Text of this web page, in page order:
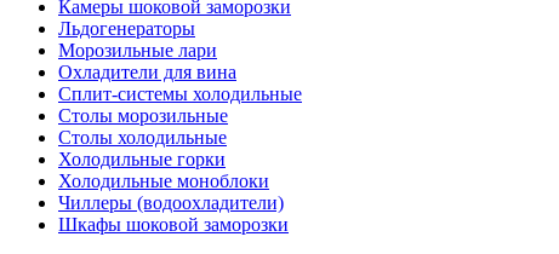
Камеры шоковой заморозки
Льдогенераторы
Морозильные лари
Охладители для вина
Сплит-системы холодильные
Столы морозильные
Столы холодильные
Холодильные горки
Холодильные моноблоки
Чиллеры (водоохладители)
Шкафы шоковой заморозки